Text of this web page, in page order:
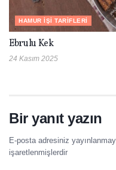
HAMUR İŞI TARIFLERI
Ebrulu Kek
24 Kasım 2025
Bir yanıt yazın
E-posta adresiniz
işaretlenmişlerdir